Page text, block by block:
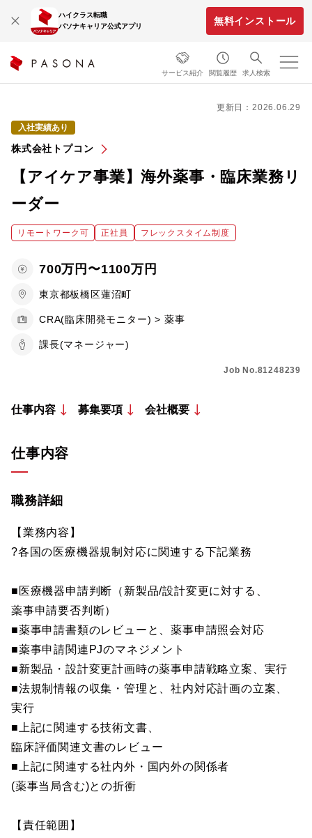
ハイクラス転職
パソナキャリア公式アプリ
無料インストール
サービス紹介 閲覧履歴 求人検索
更新日：2026.06.29
入社実績あり
株式会社トプコン
【アイケア事業】海外薬事・臨床業務リ
ーダー
リモートワーク可 正社員 フレックスタイム制度
700万円〜1100万円
東京都板橋区蓮沼町
CRA(臨床開発モニター) > 薬事
課長(マネージャー)
Job No.81248239
仕事内容 募集要項 会社概要
仕事内容
職務詳細
【業務内容】
?各国の医療機器規制対応に関連する下記業務
■医療機器申請判断（新製品/設計変更に対する、
薬事申請要否判断）
■薬事申請書類のレビューと、薬事申請照会対応
■薬事申請関連PJのマネジメント
■新製品・設計変更計画時の薬事申請戦略立案、実行
■法規制情報の収集・管理と、社内対応計画の立案、
実行
■上記に関連する技術文書、
臨床評価関連文書のレビュー
■上記に関連する社内外・国内外の関係者
(薬事当局含む)との折衝
【責任範囲】